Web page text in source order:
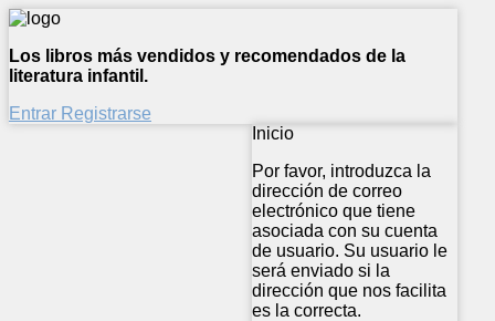
Los libros más vendidos y recomendados de la
literatura infantil.
Entrar Registrarse
Inicio
Por favor, introduzca la
dirección de correo
electrónico que tiene
asociada con su cuenta
de usuario. Su usuario le
será enviado si la
dirección que nos facilita
es la correcta.